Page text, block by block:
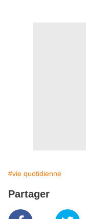
#vie quotidienne
Partager